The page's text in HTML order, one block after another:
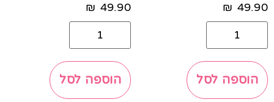
49.90
₪
הוספה לסל
49.90
₪
הוספה לסל